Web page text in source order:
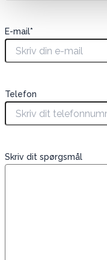
E-mail*
Telefon
Skriv dit spørgsmål